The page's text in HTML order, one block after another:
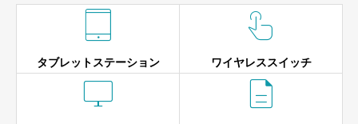

タブレットステーション

ワイヤレススイッチ
 